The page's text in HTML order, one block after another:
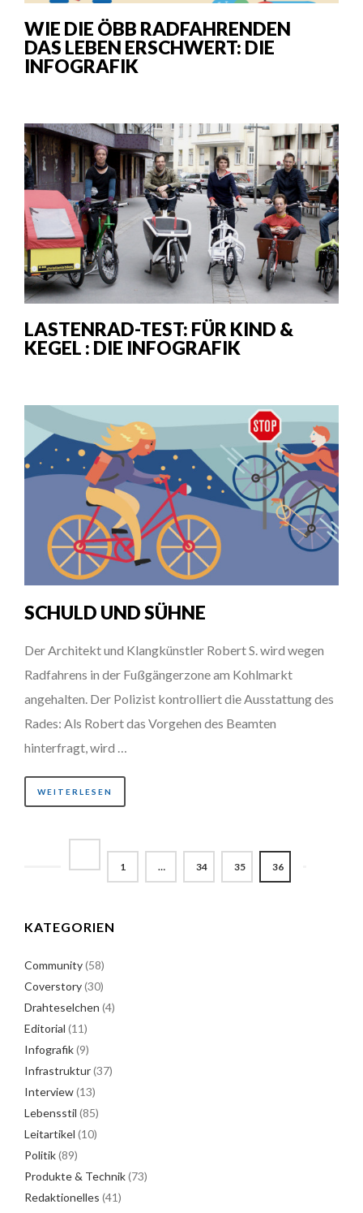
WIE DIE ÖBB RADFAHRENDEN
DAS LEBEN ERSCHWERT: DIE
INFOGRAFIK
LASTENRAD-TEST: FÜR KIND &
KEGEL : DIE INFOGRAFIK
SCHULD UND SÜHNE
Der Architekt und Klangkünstler Robert S. wird wegen
Radfahrens in der Fußgängerzone am Kohlmarkt
angehalten. Der Polizist kontrolliert die Ausstattung des
Rades: Als Robert das Vorgehen des Beamten
hinterfragt, wird …
WEITERLESEN
1 … 34 35 36
KATEGORIEN
Community(58)
Coverstory(30)
Drahteselchen (4)
Editorial (11)
Infografik(9)
Infrastruktur(37)
Interview(13)
Lebensstil (85)
Leitartikel (10)
Politik(89)
Produkte & Technik(73)
Redaktionelles (41)